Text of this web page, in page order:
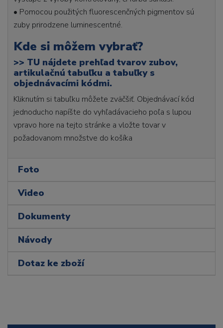
• Pomocou použitých fluorescenčných pigmentov sú
zuby prirodzene luminescentné.
Kde si môžem vybrať?
>> TU nájdete prehľad tvarov zubov,
artikulačnú tabuľku a tabuľky s
objednávacími kódmi.
Kliknutím si tabuľku môžete zväčšiť. Objednávací kód
jednoducho napíšte do vyhľadávacieho poľa s lupou
vpravo hore na tejto stránke a vložte tovar v
požadovanom množstve do košíka
Foto
Video
Dokumenty
Návody
Dotaz ke zboží